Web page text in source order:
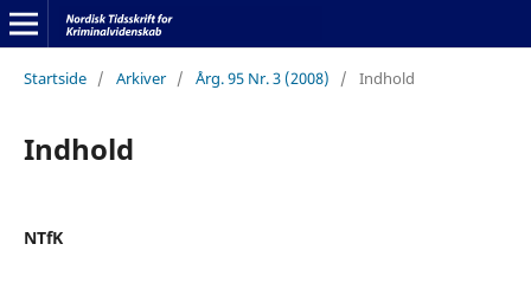
Startside / Arkiver / Årg. 95 Nr. 3 (2008) / Indhold
Indhold
NTfK